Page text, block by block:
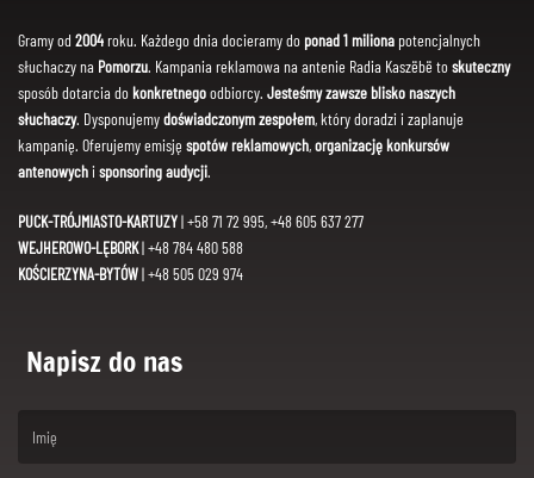
Gramy od 2004roku. Każdego dnia docieramy do ponad 1 miliona potencjalnych
słuchaczy na Pomorzu. Kampania reklamowa na antenie Radia Kaszëbë toskuteczny
sposób dotarcia dokonkretnegoodbiorcy. Jesteśmy zawsze blisko naszych
słuchaczy. Dysponujemydoświadczonym zespołem, który doradzi i zaplanuje
kampanię. Oferujemy emisję spotów reklamowych,organizację konkursów
antenowychi sponsoring audycji.
PUCK-TRÓJMIASTO-KARTUZY| +58 71 72 995, +48 605 637 277
WEJHEROWO-LĘBORK| +48 784 480 588
KOŚCIERZYNA-BYTÓW| +48 505 029 974
Napisz do nas